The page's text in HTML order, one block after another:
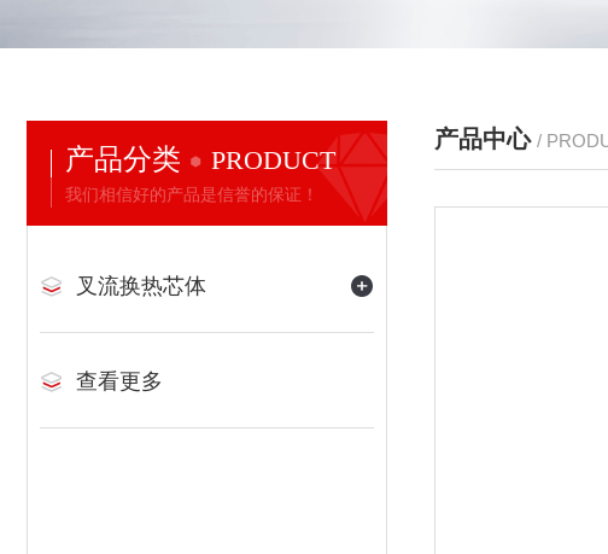
产品分类 PRODUCT
我们相信好的产品是信誉的保证！
叉流换热芯体
查看更多
产品中心 /